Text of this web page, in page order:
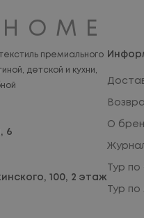
HOME
премиального
детской и кухни,
6
100, 2 этаж
О
Тур
Тур